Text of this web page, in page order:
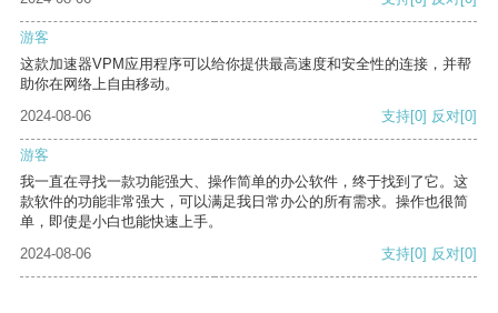
游客
这款加速器VPM应用程序可以给你提供最高速度和安全性的连接，并帮
助你在网络上自由移动。
2024-08-06
支持[0] 反对[0]
游客
我一直在寻找一款功能强大、操作简单的办公软件，终于找到了它。这
款软件的功能非常强大，可以满足我日常办公的所有需求。操作也很简
单，即使是小白也能快速上手。
2024-08-06
支持[0] 反对[0]